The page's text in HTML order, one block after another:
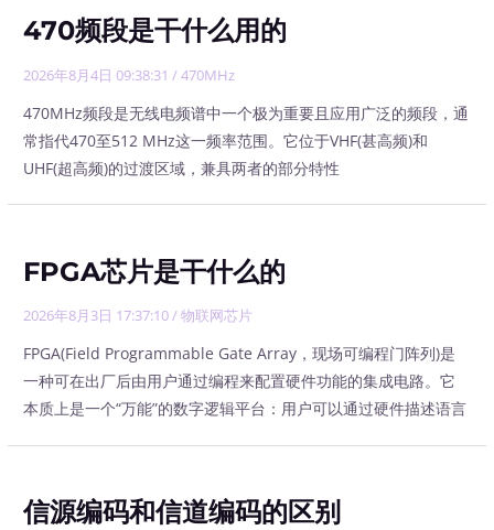
470频段是干什么用的
2026年8月4日 09:38:31 /470MHz
470MHz频段是无线电频谱中一个极为重要且应用广泛的频段，通
常指代470至512 MHz这一频率范围。它位于VHF(甚高频)和
UHF(超高频)的过渡区域，兼具两者的部分特性
FPGA芯片是干什么的
2026年8月3日 17:37:10/物联网芯片
FPGA(Field Programmable Gate Array，现场可编程门阵列)是
一种可在出厂后由用户通过编程来配置硬件功能的集成电路。它
本质上是一个“万能”的数字逻辑平台：用户可以通过硬件描述语言
信源编码和信道编码的区别